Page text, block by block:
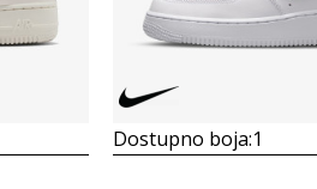
Dostupno boja:1